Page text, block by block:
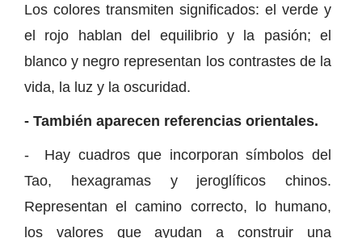
Los colores transmiten significados: el verde y
el rojo hablan del equilibrio y la pasión; el
blanco y negro representan los contrastes de la
vida, la luz y la oscuridad.
- También aparecen referencias orientales.
- Hay cuadros que incorporan símbolos del
Tao, hexagramas y jeroglíficos chinos.
Representan el camino correcto, lo humano,
los valores que ayudan a construir una